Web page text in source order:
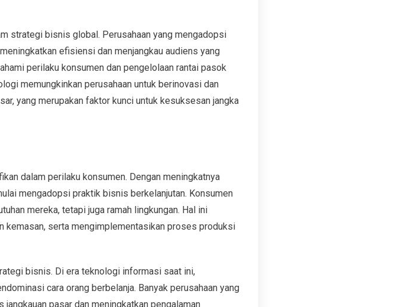
strategi bisnis global. Perusahaan yang mengadopsi
efisiensi dan menjangkau audiens yang
perilaku konsumen dan pengelolaan rantai pasok
memungkinkan perusahaan untuk berinovasi dan
yang merupakan faktor kunci untuk kesuksesan jangka
dalam perilaku konsumen. Dengan meningkatnya
mengadopsi praktik bisnis berkelanjutan. Konsumen
mereka, tetapi juga ramah lingkungan. Hal ini
kemasan, serta mengimplementasikan proses produksi
bisnis. Di era teknologi informasi saat ini,
cara orang berbelanja. Banyak perusahaan yang
pasar dan meningkatkan pengalaman